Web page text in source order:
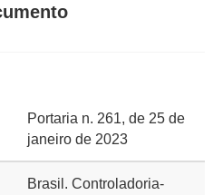
Portaria n. 261, de 25 de
janeiro de 2023
Brasil. Controladoria-